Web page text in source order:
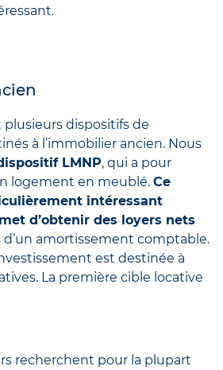
dispositifs de
à l’immobilier ancien. Nous
LMNP, qui a pour
logement en meublé. Ce
intéressant
d’obtenir des loyers nets
d’un amortissement comptable.
est destinée à
La première cible locative
recherchent pour la plupart